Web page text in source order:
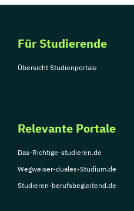
Für Studierende
Übersicht Studienportale
Relevante Portale
Das-Richtige-studieren.de
Wegweiser-duales-Studium.de
Studieren-berufsbegleitend.de